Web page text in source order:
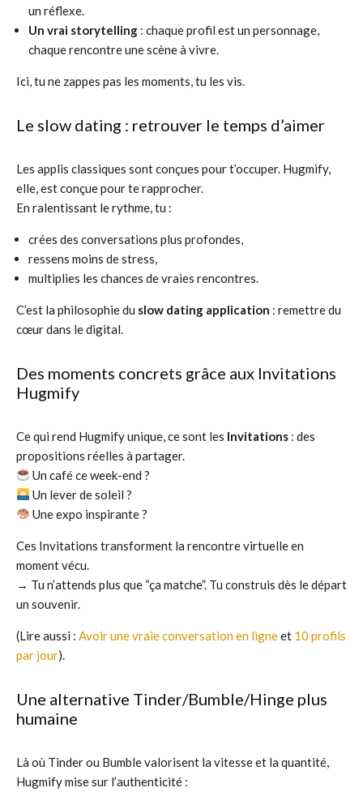
un réflexe.
Un vrai storytelling : chaque profil est un personnage,
chaque rencontre une scène à vivre.
Ici, tu ne zappes pas les moments, tu les vis.
Le slow dating : retrouver le temps d’aimer
Les applis classiques sont conçues pour t’occuper. Hugmify,
elle, est conçue pour te rapprocher.
En ralentissant le rythme, tu :
crées des conversations plus profondes,
ressens moins de stress,
multiplies les chances de vraies rencontres.
C’est la philosophie du slow dating application : remettre du
cœur dans le digital.
Des moments concrets grâce aux Invitations
Hugmify
Ce qui rend Hugmify unique, ce sont les Invitations : des
propositions réelles à partager.
Un café ce week-end ?
Un lever de soleil ?
Une expo inspirante ?
Ces Invitations transforment la rencontre virtuelle en
moment vécu.
→ Tu n’attends plus que “ça matche”. Tu construis dès le départ
un souvenir.
(Lire aussi : Avoir une vraie conversation en ligneet 10 profils
par jour).
Une alternative Tinder/Bumble/Hinge plus
humaine
Là où Tinder ou Bumble valorisent la vitesse et la quantité,
Hugmify mise sur l’authenticité :